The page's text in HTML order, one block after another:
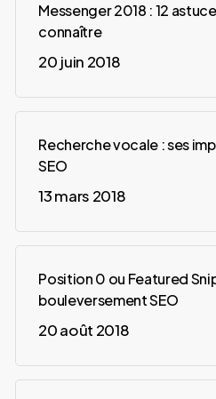
Messenger 2018 : 12
connaître
20 juin 2018
Recherche vocale : ses
SEO
13 mars 2018
Position 0 ou Featured
bouleversement SEO
20 août 2018